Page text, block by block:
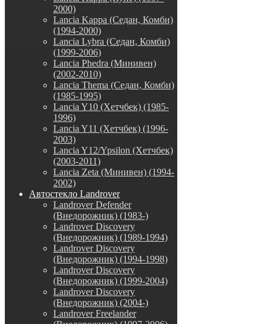
2000)
Lancia Kappa (Седан, Комби)
(1994-2000)
Lancia Lybra (Седан, Комби)
(1999-2006)
Lancia Phedra (Минивен)
(2002-2010)
Lancia Thema (Седан, Комби)
(1985-1995)
Lancia Y10 (Хетчбек) (1985-
1996)
Lancia Y11 (Хетчбек) (1996-
2003)
Lancia Y12/Ypsilon (Хетчбек)
(2003-2011)
Lancia Zeta (Минивен) (1994-
2002)
Автостекло Landrover
Landrover Defender
(Внедорожник) (1983-)
Landrover Discovery
(Внедорожник) (1989-1994)
Landrover Discovery
(Внедорожник) (1994-1998)
Landrover Discovery
(Внедорожник) (1999-2004)
Landrover Discovery
(Внедорожник) (2004-)
Landrover Freelander